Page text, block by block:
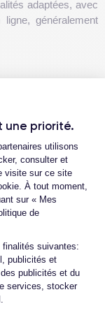
une priorité.
utilisons
consulter et
visite sur ce site
À tout moment,
sur « Mes
de
finalités suivantes:
publicités et
publicités et du
services, stocker
adaptées, avec
généralement
option lors de
financement. Vous
une réponse de
fournies, telles
à celles de
entraîner un
pour finaliser le